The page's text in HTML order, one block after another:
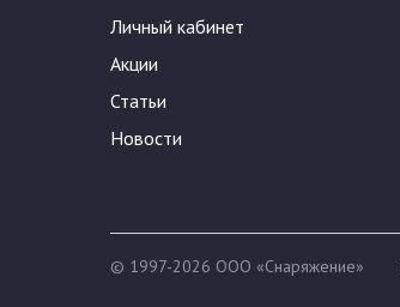
Личный кабинет
Акции
Статьи
Новости
© 1997-2026 ООО «Снаряжение»